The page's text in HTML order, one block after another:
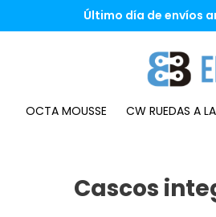
Último día de envíos
OCTA MOUSSE CW RUEDAS A
Cascos